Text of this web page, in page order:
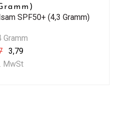
SPF50+ (4,3 Gramm)
Gramm
3,79
MwSt